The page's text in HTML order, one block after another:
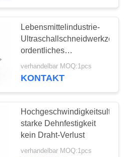
Lebensmittelindustrie-
Ultraschallschneidwerkzeug-
ordentliches
Brot-/Sandwich-
Aufschlitzen
verhandelbar MOQ:1pcs
KONTAKT
starke Dehnfestigkeit
kein Draht-Verlust
verhandelbar MOQ:1pcs